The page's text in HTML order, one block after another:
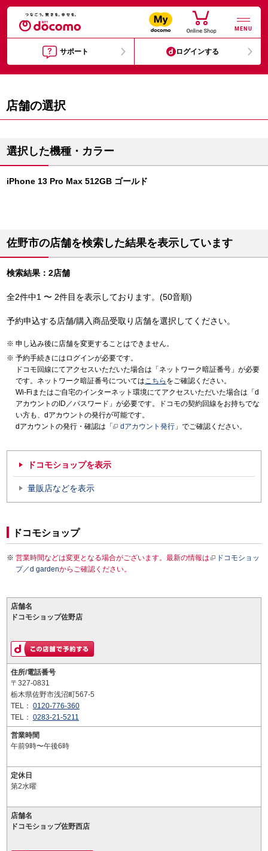
MENU
サポート ログインする
店舗の選択
選択した機種・カラー
iPhone 13 Pro Max 512GB ゴールド
佐野市の店舗を検索した結果を表示しています
検索結果：2店舗
全2件中1 〜 2件目を表示しております。(50音順)
予約申込する店舗/購入商品受取り店舗を選択してください。
申し込み後に店舗を変更することはできません。
予約手続きにはログインが必要です。
ドコモ回線にてアクセスいただいた場合は「ネットワーク暗証番号」が必要
です。ネットワーク暗証番号についてはこちら をご確認ください。
Wi-Fiまたはご自宅のインターネット環境にてアクセスいただいた場合は「d
アカウントのID／パスワード」が必要です。ドコモの契約回線をお持ちでな
い方も、dアカウントの発行が可能です。
dアカウントの発行・確認は「
dアカウント発行 」でご確認ください。
ドコモショップを表示
量販店などを表示
ドコモショップ
営業時間などは変更となる場合がございます。最新の情報は
ドコモショッ
プ／d gardenからご確認ください。
店舗名
ドコモショップ佐野店
住所/電話番号
〒327-0831
栃木県佐野市浅沼町567-5
TEL： 0120-776-360
TEL： 0283-21-5211
営業時間
午前9時〜午後6時
定休日
第2水曜
店舗名
ドコモショップ佐野西店